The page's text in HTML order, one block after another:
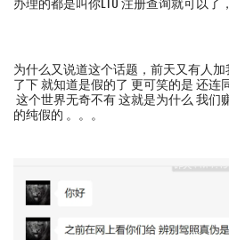
为什么又说道这个话题，前天又有人
了下 就知道是假的了 更可笑的是 还连
这个世界无奇不有 这就是为什么 我们
的纯假的 。。。